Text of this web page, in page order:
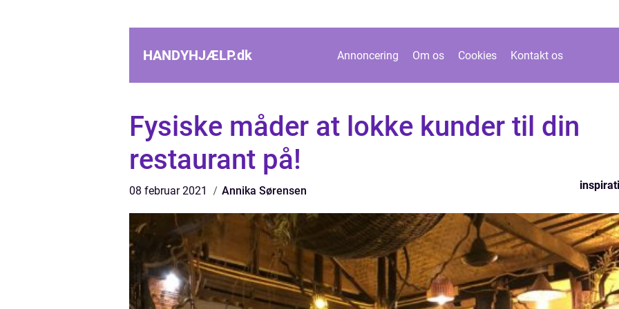
HANDYHJÆLP.dk Annoncering Om os Cookies Kontakt os
Fysiske måder at lokke kunder til din
restaurant på!
08 februar 2021 Annika Sørensen